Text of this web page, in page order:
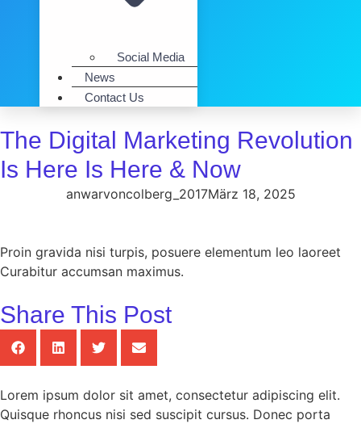
Social Media
News
Contact Us
The Digital Marketing Revolution
Is Here Is Here & Now
anwarvoncolberg_2017März 18, 2025
Proin gravida nisi turpis, posuere elementum leo laoreet
Curabitur accumsan maximus.
Share This Post
Lorem ipsum dolor sit amet, consectetur adipiscing elit.
Quisque rhoncus nisi sed suscipit cursus. Donec porta